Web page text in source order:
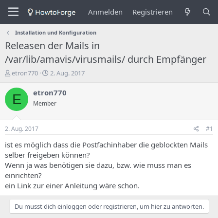
Anmelden Registrieren
Installation und Konfiguration
Releasen der Mails in
/var/lib/amavis/virusmails/ durch Empfänger
E
s
e
l
e
r
d
e
s
T
h
e
m
a
etron770
E
s
e
n
s
d
t
u
m
2. Aug. 2017
E etron770
Member
2. Aug. 2017 #1
ist es möglich dass die Postfachinhaber die geblockten Mails
selber freigeben können?
Wenn ja was benötigen sie dazu, bzw. wie muss man es
einrichten?
ein Link zur einer Anleitung wäre schon.
Du musst dich einloggen oder registrieren, um hier zu antworten.